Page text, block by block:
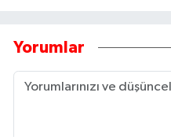
Yorumlar